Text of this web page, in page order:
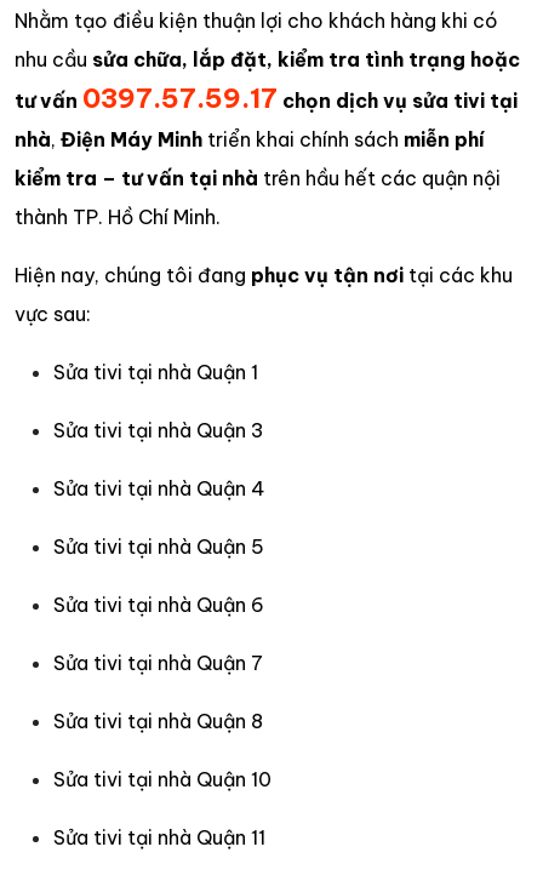
Nhằm tạo điều kiện thuận lợi cho khách hàng khi có
nhu cầu sửa chữa, lắp đặt, kiểm tra tình trạng hoặc
tư vấn 0397.57.59.17 chọn dịch vụ sửa tivi tại
nhà, Điện Máy Minh triển khai chính sách miễn phí
kiểm tra – tư vấn tại nhà trên hầu hết các quận nội
thành TP. Hồ Chí Minh.
Hiện nay, chúng tôi đang phục vụ tận nơi tại các khu
vực sau:
Sửa tivi tại nhà Quận 1
Sửa tivi tại nhà Quận 3
Sửa tivi tại nhà Quận 4
Sửa tivi tại nhà Quận 5
Sửa tivi tại nhà Quận 6
Sửa tivi tại nhà Quận 7
Sửa tivi tại nhà Quận 8
Sửa tivi tại nhà Quận 10
Sửa tivi tại nhà Quận 11